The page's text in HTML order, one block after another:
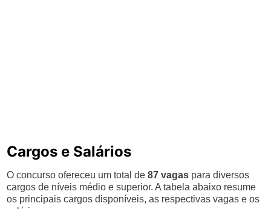
Cargos e Salários
O concurso ofereceu um total de87 vagas para diversos
cargos de níveis médio e superior. A tabela abaixo resume
os principais cargos disponíveis, as respectivas vagas e os